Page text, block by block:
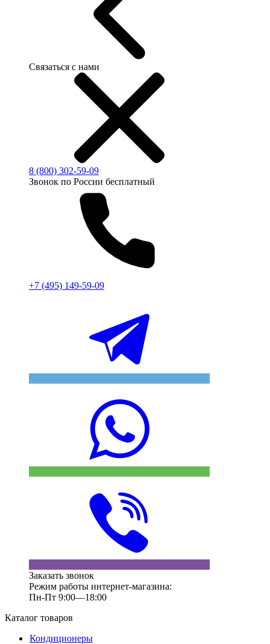
Связаться с нами
8 (800) 302-59-09
Звонок по России бесплатный
+7 (495) 149-59-09
Заказать звонок
Режим работы интернет-магазина:
Пн-Пт 9:00—18:00
Каталог товаров
Кондиционеры